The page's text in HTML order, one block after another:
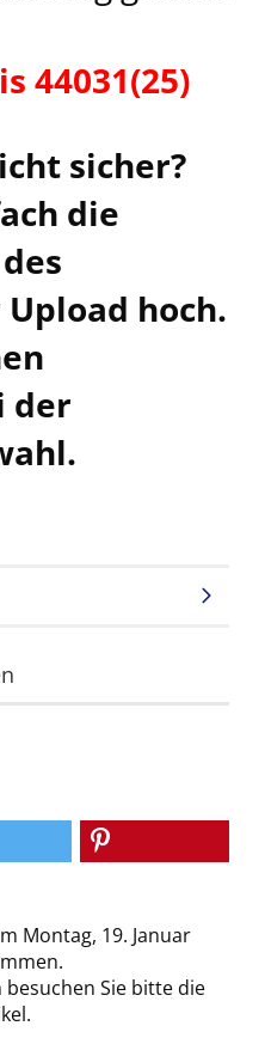
44031(25)
sicher?
die
hoch.
der
Montag, 19. Januar
Sie bitte die